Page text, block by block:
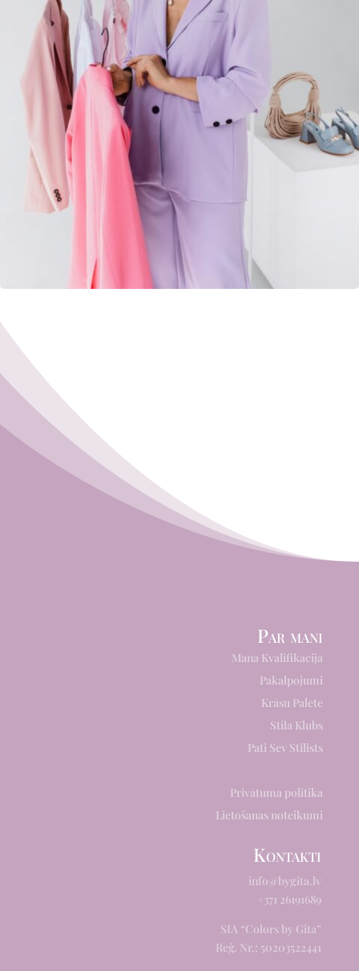
Par mani
Mana Kvalifikacija
Pakalpojumi
Krāsu Palete
Stila Klubs
Pati Sev Stilists
Privātuma politika
Lietošanas noteikumi
Kontakti
info@bygita.lv
+371 26191689
SIA “Colors by Gita”
Reģ. Nr.: 50203522441